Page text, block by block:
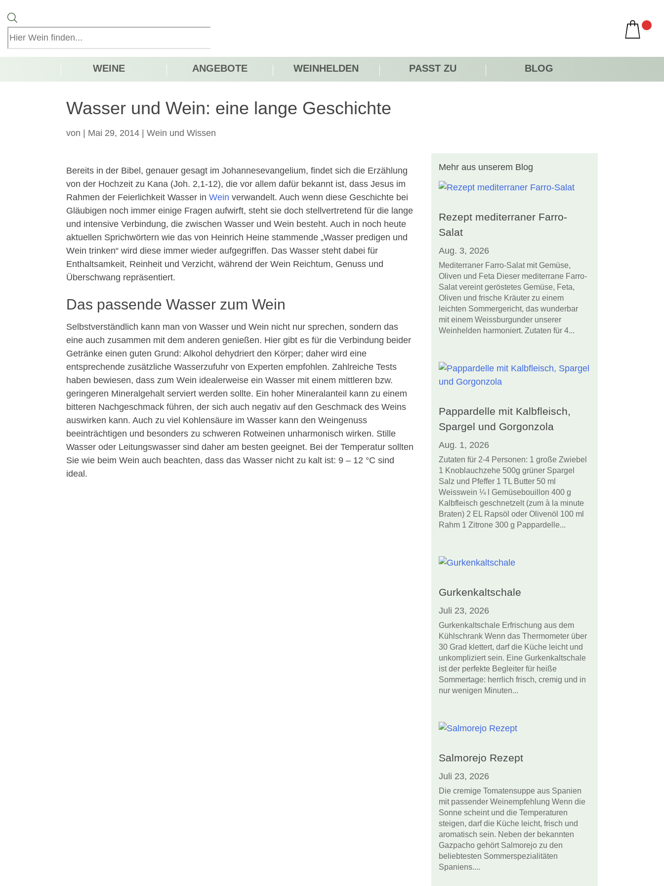
search
WEINE ANGEBOTE WEINHELDEN PASST ZU BLOG
Wasser und Wein: eine lange Geschichte
von | Mai 29, 2014 |Wein und Wissen
Bereits in der Bibel, genauer gesagt im Johannesevangelium, findet sich die Erzählung
von der Hochzeit zu Kana (Joh. 2,1-12), die vor allem dafür bekannt ist, dass Jesus im
Rahmen der Feierlichkeit Wasser inWein verwandelt. Auch wenn diese Geschichte bei
Gläubigen noch immer einige Fragen aufwirft, steht sie doch stellvertretend für die lange
und intensive Verbindung, die zwischen Wasser und Wein besteht. Auch in noch heute
aktuellen Sprichwörtern wie das von Heinrich Heine stammende „Wasser predigen und
Wein trinken“ wird diese immer wieder aufgegriffen. Das Wasser steht dabei für
Enthaltsamkeit, Reinheit und Verzicht, während der Wein Reichtum, Genuss und
Überschwang repräsentiert.
Das passende Wasser zum Wein
Selbstverständlich kann man von Wasser und Wein nicht nur sprechen, sondern das
eine auch zusammen mit dem anderen genießen. Hier gibt es für die Verbindung beider
Getränke einen guten Grund: Alkohol dehydriert den Körper; daher wird eine
entsprechende zusätzliche Wasserzufuhr von Experten empfohlen. Zahlreiche Tests
haben bewiesen, dass zum Wein idealerweise ein Wasser mit einem mittleren bzw.
geringeren Mineralgehalt serviert werden sollte. Ein hoher Mineralanteil kann zu einem
bitteren Nachgeschmack führen, der sich auch negativ auf den Geschmack des Weins
auswirken kann. Auch zu viel Kohlensäure im Wasser kann den Weingenuss
beeinträchtigen und besonders zu schweren Rotweinen unharmonisch wirken. Stille
Wasser oder Leitungswasser sind daher am besten geeignet. Bei der Temperatur sollten
Sie wie beim Wein auch beachten, dass das Wasser nicht zu kalt ist: 9 – 12 °C sind
ideal.
Mehr aus unserem Blog
Rezept mediterraner Farro-
Salat
Aug. 3, 2026
Mediterraner Farro-Salat mit Gemüse,
Oliven und Feta Dieser mediterrane Farro-
Salat vereint geröstetes Gemüse, Feta,
Oliven und frische Kräuter zu einem
leichten Sommergericht, das wunderbar
mit einem Weissburgunder unserer
Weinhelden harmoniert. Zutaten für 4...
Pappardelle mit Kalbfleisch,
Spargel und Gorgonzola
Aug. 1, 2026
Zutaten für 2-4 Personen: 1 große Zwiebel
1 Knoblauchzehe 500g grüner Spargel
Salz und Pfeffer 1 TL Butter 50 ml
Weisswein ¼ l Gemüsebouillon 400 g
Kalbfleisch geschnetzelt (zum à la minute
Braten) 2 EL Rapsöl oder Olivenöl 100 ml
Rahm 1 Zitrone 300 g Pappardelle...
Gurkenkaltschale
Juli 23, 2026
Gurkenkaltschale Erfrischung aus dem
Kühlschrank Wenn das Thermometer über
30 Grad klettert, darf die Küche leicht und
unkompliziert sein. Eine Gurkenkaltschale
ist der perfekte Begleiter für heiße
Sommertage: herrlich frisch, cremig und in
nur wenigen Minuten...
Salmorejo Rezept
Juli 23, 2026
Die cremige Tomatensuppe aus Spanien
mit passender Weinempfehlung Wenn die
Sonne scheint und die Temperaturen
steigen, darf die Küche leicht, frisch und
aromatisch sein. Neben der bekannten
Gazpacho gehört Salmorejo zu den
beliebtesten Sommerspezialitäten
Spaniens....